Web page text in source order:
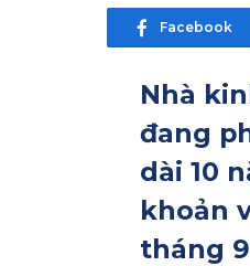
Facebook
Nhà
đang
dài 10
khoản
tháng